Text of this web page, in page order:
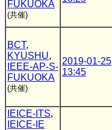
FUKUOKA
(共催)
BCT,
KYUSHU,
IEEE-AP-S-
FUKUOKA
(共催)
2019-01-25
13:45
IEICE-ITS,
IEICE-IE